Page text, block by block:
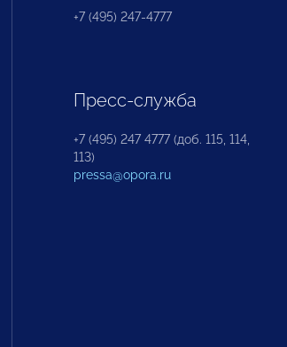
+7 (495) 247-4777
Пресс-служба
+7 (495) 247 4777 (доб. 115, 114,
113)
pressa@opora.ru